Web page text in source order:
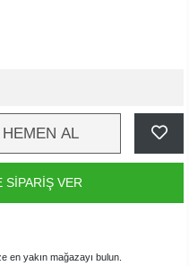
HEMEN AL
SİPARİŞ VER
en yakın mağazayı bulun.